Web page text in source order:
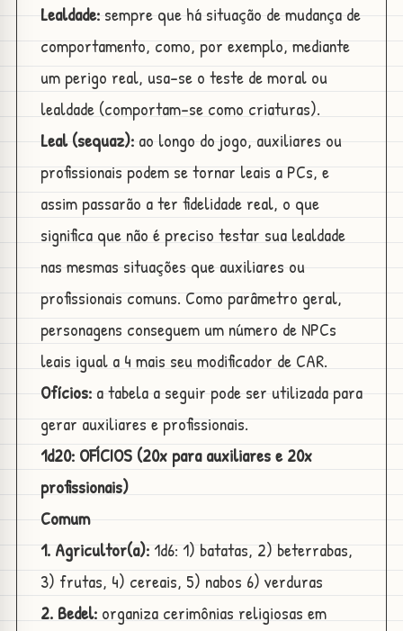
Lealdade:sempre que há situação de mudança de
comportamento, como, por exemplo, mediante
um perigo real, usa-se o teste de moral ou
lealdade (comportam-se como criaturas).
Leal (sequaz):ao longo do jogo, auxiliares ou
profissionais podem se tornar leais a PCs, e
assim passarão a ter fidelidade real, o que
significa que não é preciso testar sua lealdade
nas mesmas situações que auxiliares ou
profissionais comuns. Como parâmetro geral,
personagens conseguem um número de NPCs
leais igual a 4 mais seu modificador de CAR.
Ofícios:a tabela a seguir pode ser utilizada para
gerar auxiliares e profissionais.
1d20: OFÍCIOS (20x para auxiliares e 20x
profissionais)
Comum
1. Agricultor(a):1d6: 1) batatas, 2) beterrabas,
3) frutas, 4) cereais, 5) nabos 6) verduras
2. Bedel:organiza cerimônias religiosas em